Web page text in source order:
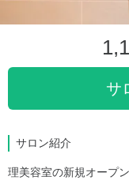
サ
サロン紹介
理美容室の新規オープ